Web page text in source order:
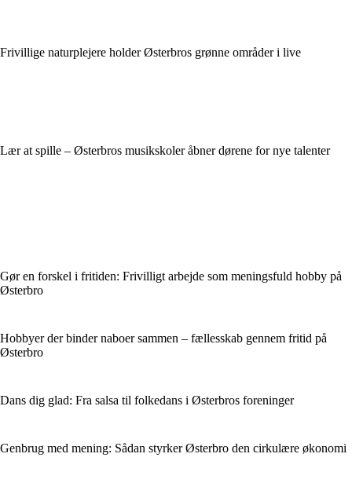
Frivillige naturplejere holder Østerbros grønne områder i live
Lær at spille – Østerbros musikskoler åbner dørene for nye talenter
Gør en forskel i fritiden: Frivilligt arbejde som meningsfuld hobby på
Østerbro
Hobbyer der binder naboer sammen – fællesskab gennem fritid på
Østerbro
Dans dig glad: Fra salsa til folkedans i Østerbros foreninger
Genbrug med mening: Sådan styrker Østerbro den cirkulære økonomi